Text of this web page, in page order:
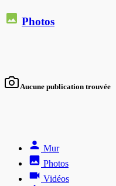
Photos
Aucune publication trouvée
Mur
Photos
Vidéos